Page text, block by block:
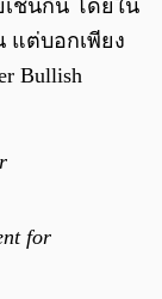
เช่นกัน โดยใน
แต่บอกเพียง
Bullish
for